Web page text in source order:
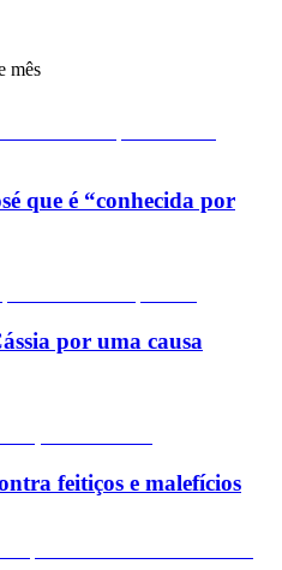
mês
que é “conhecida por
por uma causa
feitiços e malefícios